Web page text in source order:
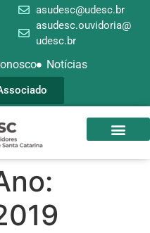
asudesc@udesc.br
asudesc.ouvidoria@
udesc.br
Notícias